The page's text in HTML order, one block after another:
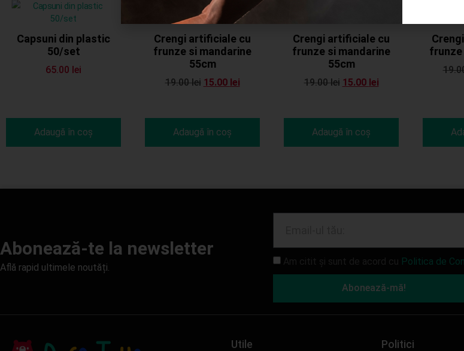
Capsuni din plastic
50/set
65.00 lei
Adaugă în coș
Reduceri!
Crengi artificiale cu
frunze si mandarine
55cm
19.00lei 15.00 lei
Adaugă în coș
Crengi artificiale cu
frunze si mandarine
55cm
19.00lei 15.00 lei
Adaugă în coș
frunze
Abonează-te la newsletter
Află rapid ultimele noutăți.
Politica de
Abonează-mă!
Utile Politici